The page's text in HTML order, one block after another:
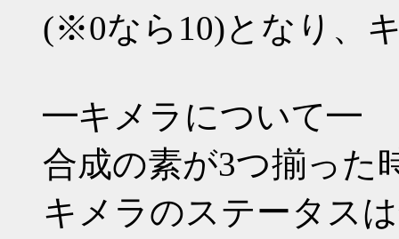
(※0なら10)となり、
━キメラについて━
合成の素が3つ揃った
キメラのステータス